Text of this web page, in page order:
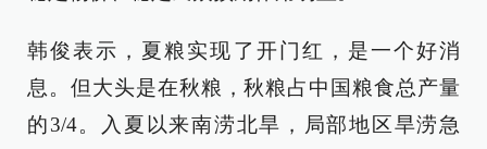
韩俊表示，夏粮实现了开门红，是一个好消
息。但大头是在秋粮，秋粮占中国粮食总产量
的3/4。入夏以来南涝北旱，局部地区旱涝急